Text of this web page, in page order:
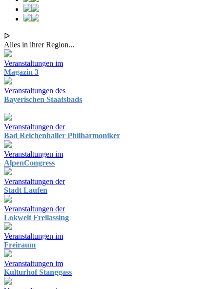
ᐅ
Alles in ihrer Region...
Veranstaltungen im
Magazin 3
Veranstaltungen des
Bayerischen Staatsbads
Veranstaltungen der
Bad Reichenhaller Philharmoniker
Veranstaltungen im
AlpenCongress
Veranstaltungen der
Stadt Laufen
Veranstaltungen der
Lokwelt Freilassing
Veranstaltungen im
Freiraum
Veranstaltungen im
Kulturhof Stanggass